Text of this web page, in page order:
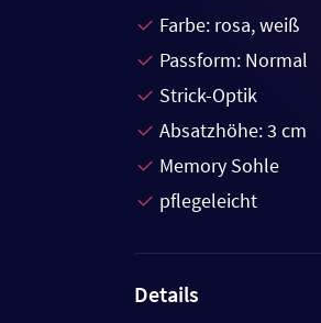
Farbe: rosa, weiß
Passform: Normal
Strick-Optik
Absatzhöhe: 3 cm
Memory Sohle
pflegeleicht
Details